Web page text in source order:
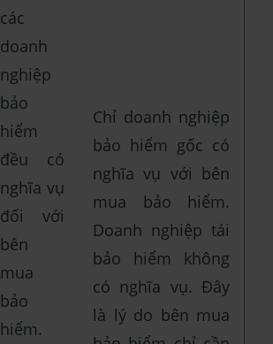
các
doanh
nghiệp
bảo
hiểm
đều có
nghĩa vụ
đối với
bên
mua
bảo
hiểm.
Chỉ doanh nghiệp
bảo hiểm gốc có
nghĩa vụ với bên
mua bảo hiểm.
Doanh nghiệp tái
bảo hiểm không
có nghĩa vụ. Đây
là lý do bên mua